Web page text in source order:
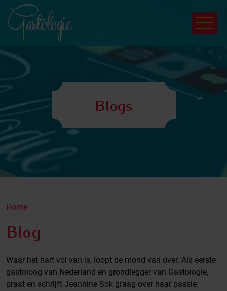
Blogs
Home
Blog
Waar het hart vol van is, loopt de mond van over. Als eerste
gastoloog van Nederland en grondlegger van Gastologie,
praat en schrijft Jeannine Sok graag over haar passie: